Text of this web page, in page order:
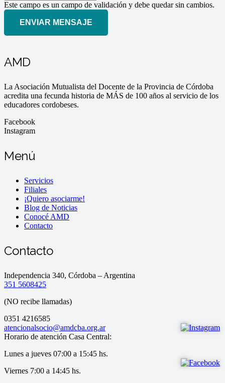
Este campo es un campo de validación y debe quedar sin cambios.
AMD
La Asociación Mutualista del Docente de la Provincia de Córdoba
acredita una fecunda historia de MÁS de 100 años al servicio de los
educadores cordobeses.
Facebook
Instagram
Menú
Servicios
Filiales
¡Quiero asociarme!
Blog de Noticias
Conocé AMD
Contacto
Contacto
Independencia 340, Córdoba – Argentina
351 5608425
(NO recibe llamadas)
0351 4216585
atencionalsocio@amdcba.org.ar
Horario de atención Casa Central:
Lunes a jueves 07:00 a 15:45 hs.
Viernes 7:00 a 14:45 hs.